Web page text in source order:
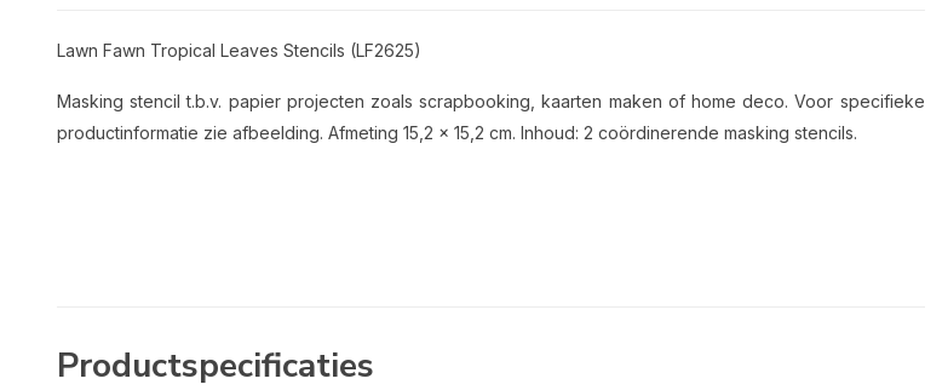
Lawn Fawn Tropical Leaves Stencils (LF2625)
Masking stencil t.b.v. papier projecten zoals scrapbooking, kaarten maken of home deco. Voor specifieke
productinformatie zie afbeelding. Afmeting 15,2 x 15,2 cm. Inhoud: 2 coördinerende masking stencils.
Productspecificaties